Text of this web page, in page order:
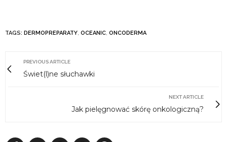
TAGS: DERMOPREPARATY, OCEANIC, ONCODERMA
PREVIOUS ARTICLE
Świet(l)ne słuchawki
NEXT ARTICLE
Jak pielęgnować skórę onkologiczną?